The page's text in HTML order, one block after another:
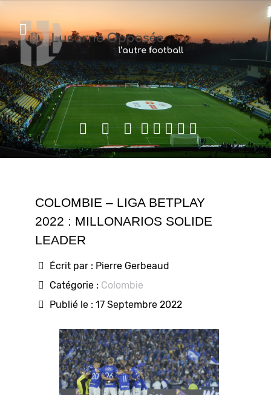
COLOMBIE – LIGA BETPLAY
2022 : MILLONARIOS SOLIDE
LEADER
Écrit par : Pierre Gerbeaud
Catégorie : Colombie
Publié le : 17 Septembre 2022